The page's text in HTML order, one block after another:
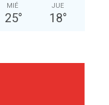
MIÉ
25°
JUE
18°